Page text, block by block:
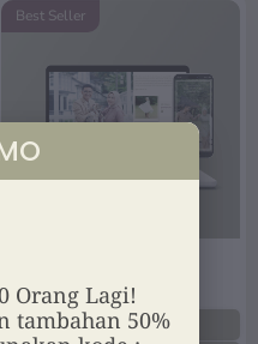
Best Seller
Rp 74.500
* WAJIB FOTO
Preview